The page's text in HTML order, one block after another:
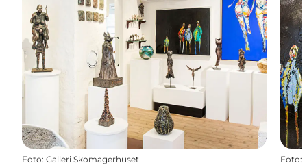
Foto: Galleri Skomagerhuset Foto: